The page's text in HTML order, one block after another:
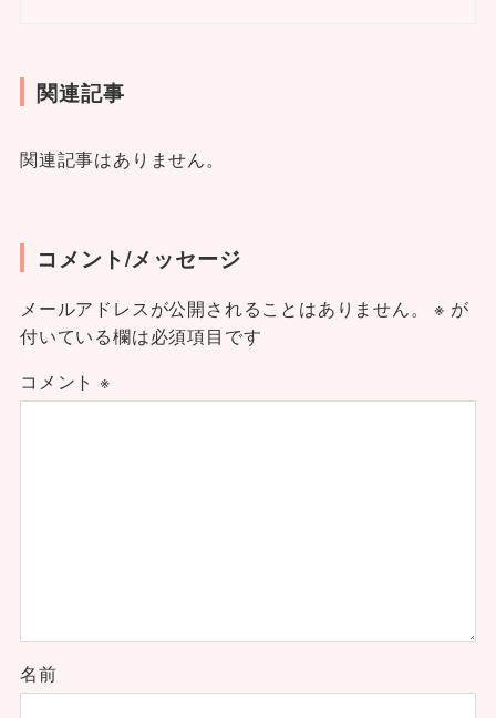
関連記事
関連記事はありません。
コメント/メッセージ
メールアドレスが公開されることはありません。 ※ が
付いている欄は必須項目です
コメント ※
名前